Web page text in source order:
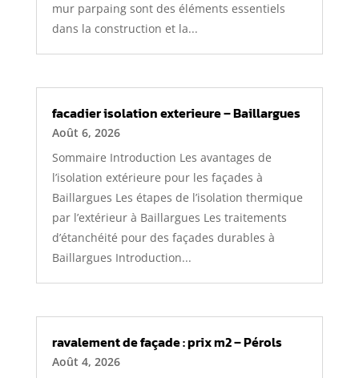
mur parpaing sont des éléments essentiels
dans la construction et la...
facadier isolation exterieure – Baillargues
Août 6, 2026
Sommaire Introduction Les avantages de
l’isolation extérieure pour les façades à
Baillargues Les étapes de l’isolation thermique
par l’extérieur à Baillargues Les traitements
d’étanchéité pour des façades durables à
Baillargues Introduction...
ravalement de façade : prix m2 – Pérols
Août 4, 2026